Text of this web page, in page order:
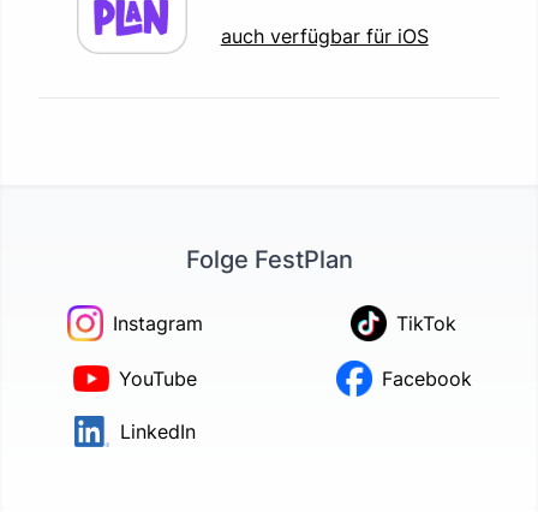
auch verfügbar für iOS
Folge FestPlan
Instagram TikTok
YouTube Facebook
LinkedIn